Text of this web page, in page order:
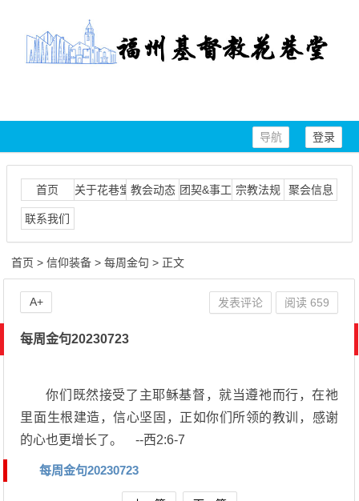
登录
导航
首页 关于花巷堂 教会动态 团契&事工 宗教法规 聚会信息
联系我们
首页 >信仰装备 >每周金句 > 正文
每周金句20230723
你们既然接受了主耶稣基督，就当遵祂而行，在祂
里面生根建造，信心坚固，正如你们所领的教训，感谢
的心也更增长了。 --西2:6-7
每周金句20230723
发表评论 阅读659
A+